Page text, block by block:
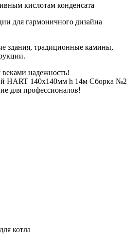
кислотам конденсата
для гармоничного дизайна
здания, традиционные камины,
надежность!
HART 140х140мм h 14м Сборка №2
для профессионалов!
котла